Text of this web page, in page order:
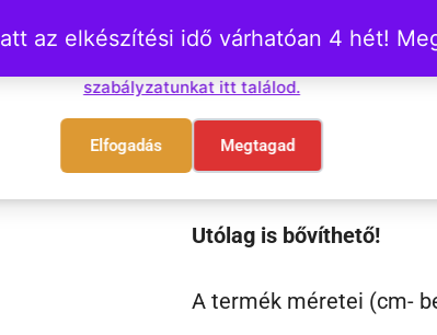
az elkészítési idő várhatóan 4 hét!
szabályzatunkat itt találod.
Elfogadás Megtagad
Család..
bilétákkal
Tökéletes választás a
szülőknek,
Utólag is bővíthető!
A termék méretei (cm-